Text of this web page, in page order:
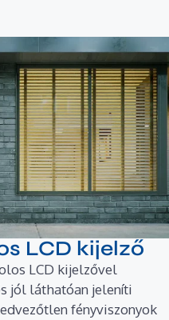
LCD kijelző
LCD kijelzővel
jól láthatóan jeleníti
fényviszonyok